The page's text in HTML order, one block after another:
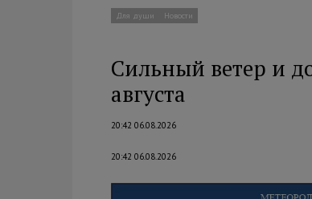
Для души Новости
Сильный ветер и
августа
20:42 06.08.2026
20:42 06.08.2026